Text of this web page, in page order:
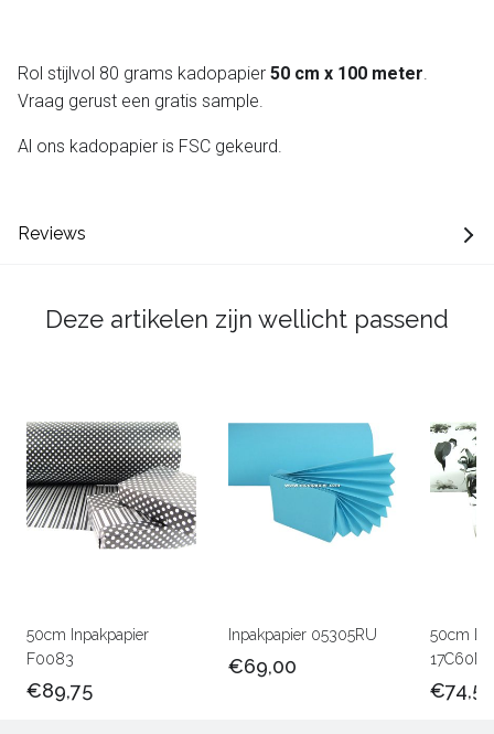
Rol stijlvol 80 grams kadopapier 50 cm x 100 meter.
Vraag gerust een gratis sample.
Al ons kadopapier is FSC gekeurd.
Reviews
Deze artikelen zijn wellicht passend
50cm Inpakpapier
F0083
€89,75
Inpakpapier 05305RU
€69,00
50cm
€74,50